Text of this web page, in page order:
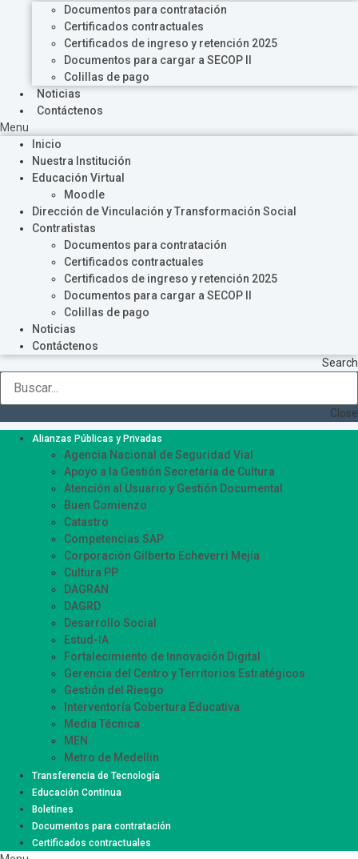
Documentos para contratación
Certificados contractuales
Certificados de ingreso y retención 2025
Documentos para cargar a SECOP II
Colillas de pago
Noticias
Contáctenos
Menu
Inicio
Nuestra Institución
Educación Virtual
Moodle
Dirección de Vinculación y Transformación Social
Contratistas
Documentos para contratación
Certificados contractuales
Certificados de ingreso y retención 2025
Documentos para cargar a SECOP II
Colillas de pago
Noticias
Contáctenos
Search
Close
Alianzas Públicas y Privadas
Agencia Nacional de Seguridad Vial
Apoyo a la Gestión Secretaría de Cultura
Atención al Usuario y Gestión Documental
Buen Comienzo
Catastro
Competencias SAP
Corporación Gilberto Echeverri Mejía
Cultura PP
DAGRAN
DAGRD
Desarrollo Social
Estud-IA
Fortalecimiento de Innovación Digital
Gerencia del Centro y Territorios Estratégicos
Gestión del Riesgo
Interventoría Cobertura Educativa
Media Técnica
MEN
Metro de Medellín
Movilidad Supervisión
Participación Ciudadana
Sistemas de Información Innovación – SIISMED
SIRMED
Transferencia de Tecnología
Educación Continua
Boletines
Documentos para contratación
Certificados contractuales